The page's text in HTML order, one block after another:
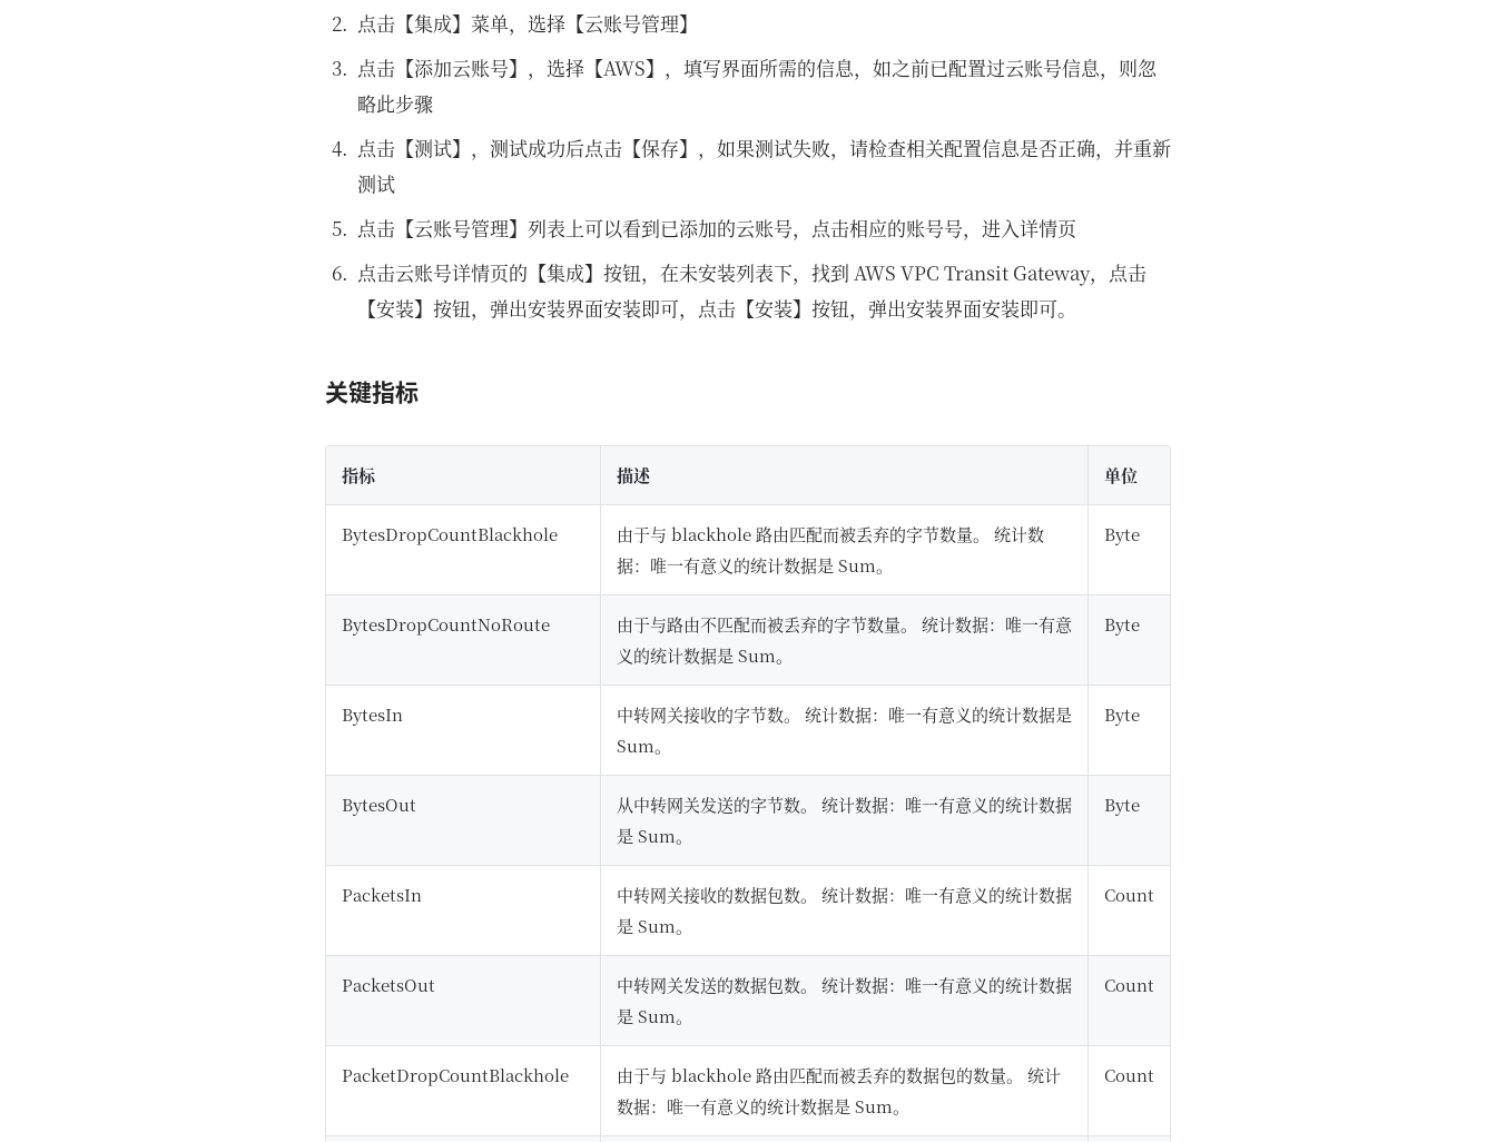
点击【集成】菜单，选择【云账号管理】
点击【添加云账号】，选择【AWS】，填写界面所需的信息，如之前已配置过云账号信息，则忽
略此步骤
点击【测试】，测试成功后点击【保存】，如果测试失败，请检查相关配置信息是否正确，并重新
测试
点击【云账号管理】列表上可以看到已添加的云账号，点击相应的账号号，进入详情页
点击云账号详情页的【集成】按钮，在未安装列表下，找到 AWS VPC Transit Gateway，点击
【安装】按钮，弹出安装界面安装即可，点击【安装】按钮，弹出安装界面安装即可。
关键指标
指标 描述 单位
BytesDropCountBlackhole
由于与 blackhole 路由匹配而被丢弃的字节数量。 统计数
据：唯一有意义的统计数据是 Sum。
Byte
BytesDropCountNoRoute
由于与路由不匹配而被丢弃的字节数量。 统计数据：唯一有意
义的统计数据是 Sum。
Byte
BytesIn
中转网关接收的字节数。 统计数据：唯一有意义的统计数据是
Sum。
Byte
BytesOut
从中转网关发送的字节数。 统计数据：唯一有意义的统计数据
是 Sum。
Byte
PacketsIn
中转网关接收的数据包数。 统计数据：唯一有意义的统计数据
是 Sum。
Count
PacketsOut
中转网关发送的数据包数。 统计数据：唯一有意义的统计数据
是 Sum。
Count
PacketDropCountBlackhole
由于与 blackhole 路由匹配而被丢弃的数据包的数量。 统计
数据：唯一有意义的统计数据是 Sum。
Count